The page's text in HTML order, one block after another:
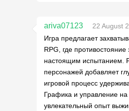
ariva07123
22 August
Игра предлагает
RPG, где противостояние
настоящим испытанием.
персонажей добавляет
игровой процесс
Графика и управление на
увлекательный опыт